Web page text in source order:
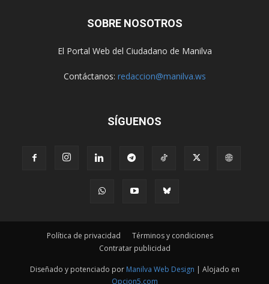
SOBRE NOSOTROS
El Portal Web del Ciudadano de Manilva
Contáctanos: redaccion@manilva.ws
SÍGUENOS
Política de privacidad
Términos y condiciones
Contratar publicidad
Diseñado y potenciado por Manilva Web Design | Alojado en
Opcion5.com